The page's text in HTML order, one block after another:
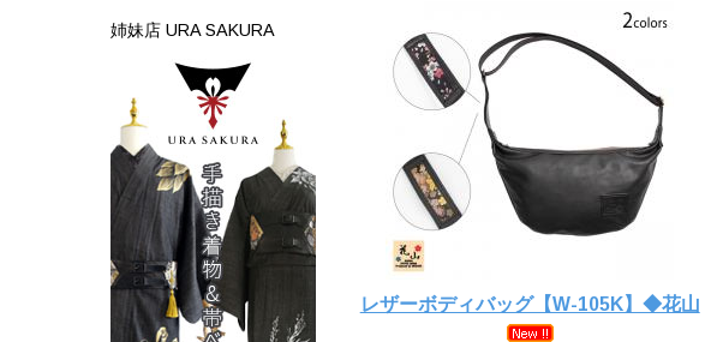
姉妹店 URA SAKURA
レザーボディバッグ【W-105K】◆花山